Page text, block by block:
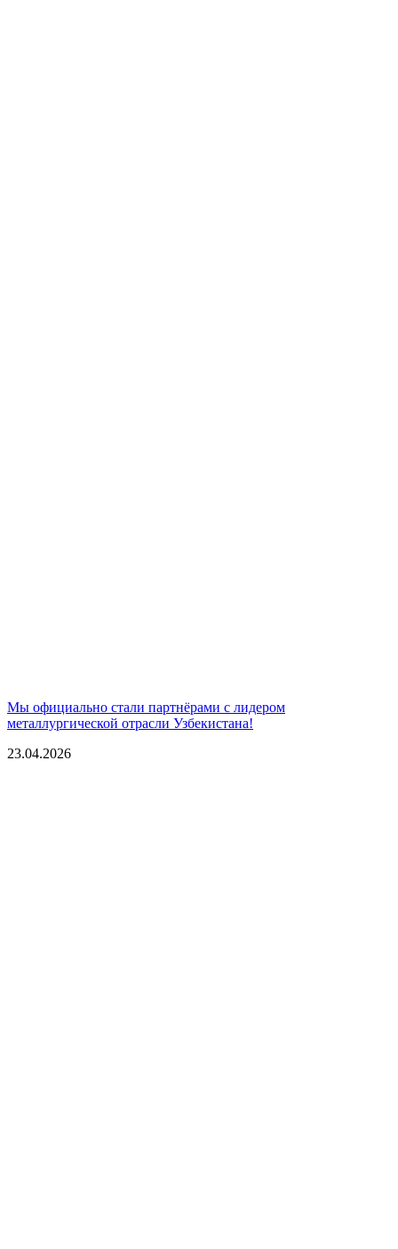
Мы официально стали партнёрами с лидером
металлургической отрасли Узбекистана!
23.04.2026